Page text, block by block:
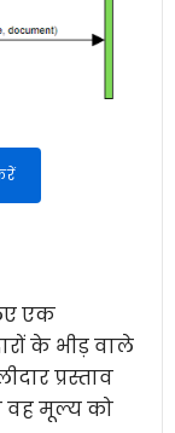
एक
के भीड़ वाले
प्रस्ताव
वह मूल्य को